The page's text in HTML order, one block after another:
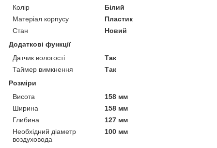
Колір
Білий
Матеріал корпусу
Пластик
Стан
Новий
Додаткові функції
Датчик вологості
Так
Таймер вимкнення
Так
Розміри
Висота
158 мм
Ширина
158 мм
Глибина
127 мм
Необхідний діаметр
воздуховода
100 мм